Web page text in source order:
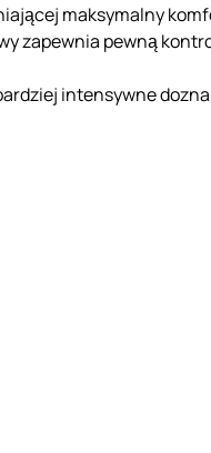
maksymalny
zapewnia pewną
intensywne